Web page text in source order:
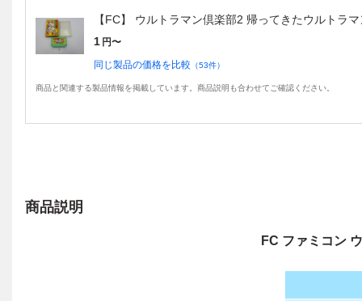
【FC】 ウルトラマン倶楽部2 帰ってきたウルトラ
1 円〜
同じ製品の価格を比較 （53件）
商品と関連する製品情報を掲載しています。商品説明も合わせてご確認ください。
商品説明